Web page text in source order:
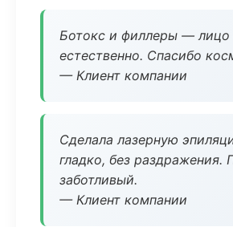
Ботокс и филлеры — лицо
естественно. Спасибо
— Клиент компании
Сделала лазерную
гладко, без раздражения.
заботливый.
— Клиент компании